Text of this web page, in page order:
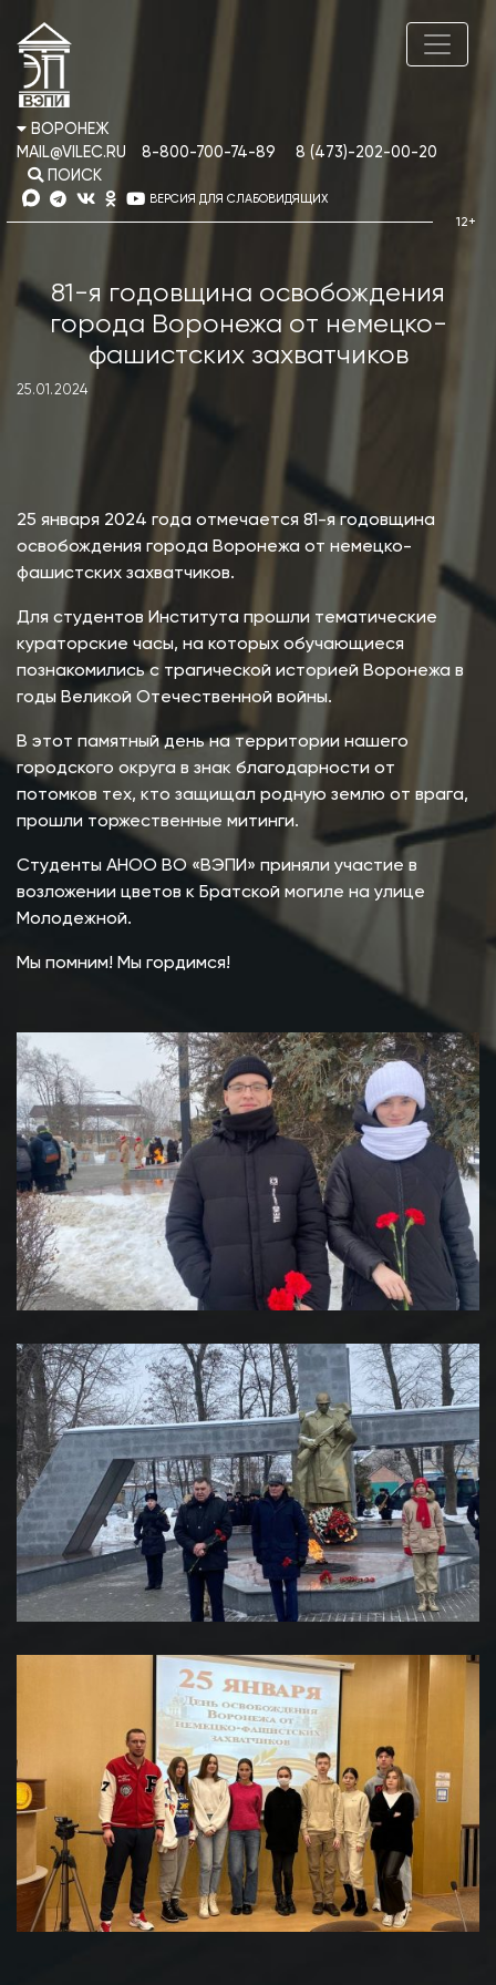
ВОРОНЕЖ
MAIL@VILEC.RU
8-800-700-74-89
8 (473)-202-00-20
ПОИСК
ВЕРСИЯ ДЛЯ СЛАБОВИДЯЩИХ
81-я годовщина освобождения
города Воронежа от немецко-
фашистских захватчиков
25.01.2024
25 января 2024 года отмечается 81-я годовщина
освобождения города Воронежа от немецко-
фашистских захватчиков.
Для студентов Института прошли тематические
кураторские часы, на которых обучающиеся
познакомились с трагической историей Воронежа в
годы Великой Отечественной войны.
В этот памятный день на территории нашего
городского округа в знак благодарности от
потомков тех, кто защищал родную землю от врага,
прошли торжественные митинги.
Студенты АНОО ВО «ВЭПИ» приняли участие в
возложении цветов к Братской могиле на улице
Молодежной.
Мы помним! Мы гордимся!